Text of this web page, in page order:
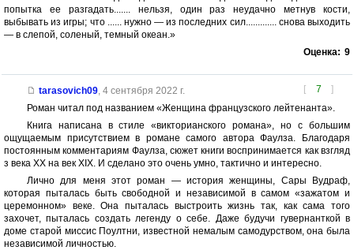
попытка ее разгадать....... нельзя, один раз неудачно метнув кости,
выбывать из игры; что ...... нужно — из последних сил............. снова выходить
— в слепой, соленый, темный океан.»
Оценка: 9
[ 7 ]
tarasovich09, 4 сентября 2022 г.
Роман читал под названием «Женщина французского лейтенанта».
Книга написана в стиле «викторианского романа», но с большим
ощущаемым присутствием в романе самого автора Фаулза. Благодаря
постоянным комментариям Фаулза, сюжет книги воспринимается как взгляд
з века ХХ на век ХІХ. И сделано это очень умно, тактично и интересно.
Лично для меня этот роман — история женщины, Сары Вудраф,
которая пыталась быть свободной и независимой в самом «зажатом и
церемонном» веке. Она пыталась выстроить жизнь так, как сама того
захочет, пыталась создать легенду о себе. Даже будучи гувернанткой в
доме старой миссис Поултни, известной немалым самодурством, она была
независимой личностью.